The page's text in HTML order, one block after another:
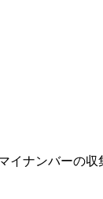
ナンバーの